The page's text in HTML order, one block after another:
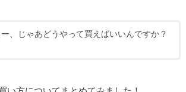
ー、じゃあどうやって買えばいいんですか？